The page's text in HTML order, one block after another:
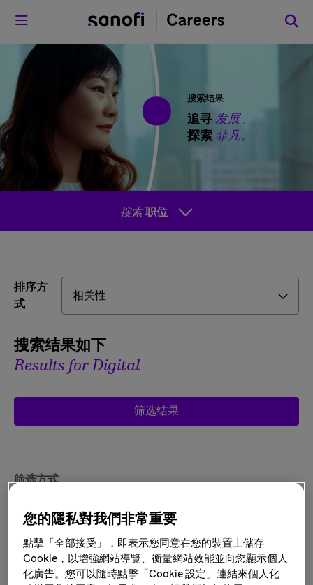
搜索结果
追寻 发展。
探索 菲凡。
搜索 职位
排序方
式
搜索结果如下
Results for Digital
筛选结果
筛选方式
: Digital
您的隱私對我們非常重要
點擊「全部接受」，即表示您同意在您的裝置上儲存
Cookie，以增強網站導覽、衡量網站效能並向您顯示個人
化廣告。您可以隨時點擊「Cookie 設定」連結來個人化